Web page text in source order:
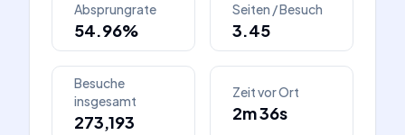
Absprungrate
54.96%
Seiten / Besuch
3.45
Besuche
insgesamt
273,193
Zeit vor Ort
2m 36s